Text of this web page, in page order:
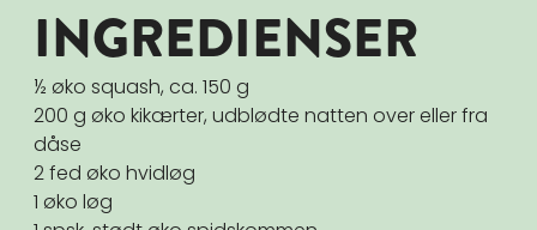
INGREDIENSER
½ øko squash, ca. 150 g
200 g øko kikærter, udblødte natten over eller fra
dåse
2 fed øko hvidløg
1 øko løg